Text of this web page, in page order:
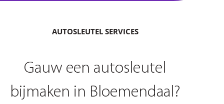
AUTOSLEUTEL SERVICES
Gauw een autosleutel
bijmaken in Bloemendaal?